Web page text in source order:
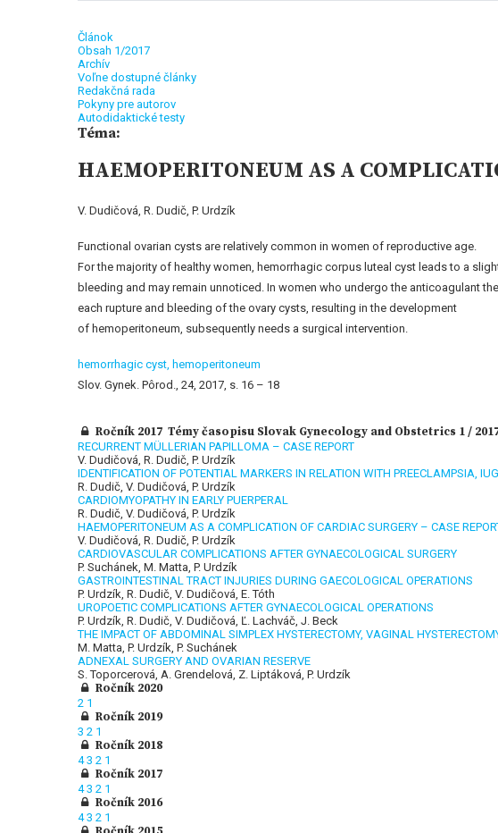
Článok
Obsah 1/2017
Archív
Voľne dostupné články
Redakčná rada
Pokyny pre autorov
Autodidaktické testy
Téma:
HAEMOPERITONEUM AS A
V. Dudičová, R. Dudič, P. Urdzík
Functional ovarian cysts are relatively common in women of reproductive age.
For the majority of healthy women, hemorrhagic corpus luteal cyst leads to a
bleeding and may remain unnoticed. In women who undergo the anticoagulant
each rupture and bleeding of the ovary cysts, resulting in the development
of hemoperitoneum, subsequently needs a surgical intervention.
hemorrhagic cyst, hemoperitoneum
Slov. Gynek. Pôrod., 24, 2017, s. 16 – 18
Ročník 2017 Témy časopisu Slovak Gynecology and Obstetrics 1 /
RECURRENT MÜLLERIAN PAPILLOMA – CASE REPORT
V. Dudičová, R. Dudič, P. Urdzík
IDENTIFICATION OF POTENTIAL MARKERS IN RELATION WITH PREECLAMPSIA,
R. Dudič, V. Dudičová, P. Urdzík
CARDIOMYOPATHY IN EARLY PUERPERAL
R. Dudič, V. Dudičová, P. Urdzík
HAEMOPERITONEUM AS A COMPLICATION OF CARDIAC SURGERY – CASE
V. Dudičová, R. Dudič, P. Urdzík
CARDIOVASCULAR COMPLICATIONS AFTER GYNAECOLOGICAL SURGERY
P. Suchánek, M. Matta, P. Urdzík
GASTROINTESTINAL TRACT INJURIES DURING GAECOLOGICAL OPERATIONS
P. Urdzík, R. Dudič, V. Dudičová, E. Tóth
UROPOETIC COMPLICATIONS AFTER GYNAECOLOGICAL OPERATIONS
P. Urdzík, R. Dudič, V. Dudičová, Ľ. Lachváč, J. Beck
THE IMPACT OF ABDOMINAL SIMPLEX HYSTERECTOMY, VAGINAL
M. Matta, P. Urdzík, P. Suchánek
ADNEXAL SURGERY AND OVARIAN RESERVE
S. Toporcerová, A. Grendelová, Z. Liptáková, P. Urdzík
Ročník 2020
2 1
Ročník 2019
3 2 1
Ročník 2018
43 2 1
Ročník 2017
43 2 1
Ročník 2016
43 2 1